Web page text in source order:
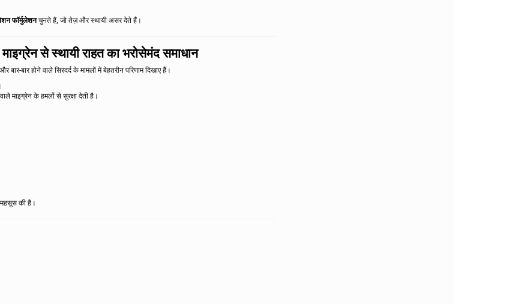
फॉर्मुलेशनचुनते हैं, जो तेज़ और स्थायी असर देते हैं।
से स्थायी राहत का भरोसेमंद समाधान
बार-बार होने वाले सिरदर्द के मामलों में बेहतरीन परिणाम दिखाए हैं।
माइग्रेन के हमलों से सुरक्षा देती है।
महसूस की है।